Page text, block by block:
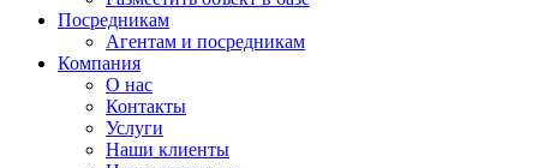
Посредникам
Агентам и посредникам
Компания
О нас
Контакты
Услуги
Наши клиенты